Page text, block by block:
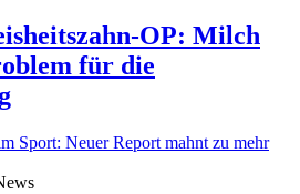
OP: Milch
für die